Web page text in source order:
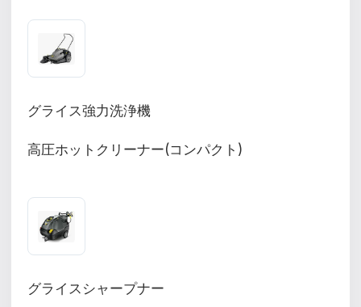
グライス強力洗浄機
高圧ホットクリーナー(コンパクト)
グライスシャープナー